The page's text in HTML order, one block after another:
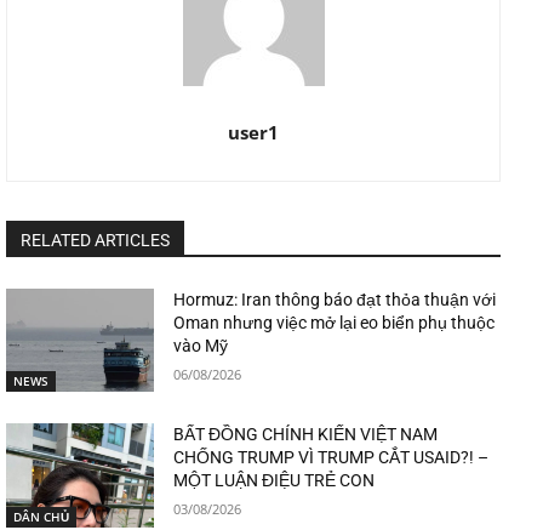
user1
RELATED ARTICLES
NEWS
Hormuz: Iran thông báo đạt thỏa thuận với
Oman nhưng việc mở lại eo biển phụ thuộc
vào Mỹ
06/08/2026
DÂN CHỦ
BẤT ĐỒNG CHÍNH KIẾN VIỆT NAM
CHỐNG TRUMP VÌ TRUMP CẮT USAID?! –
MỘT LUẬN ĐIỆU TRẺ CON
03/08/2026